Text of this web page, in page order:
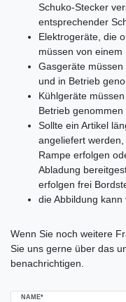
Schuko-Stecker
entsprechender
Elektrogeräte, die
müssen von einem
Gasgeräte
und in Betrieb
Kühlgeräte
Betrieb genommen
Sollte ein Artikel
angeliefert
Rampe erfolgen
Abladung
erfolgen frei
die Abbildung
Wenn Sie noch weitere
Sie uns gerne über das
benachrichtigen.
NAME*